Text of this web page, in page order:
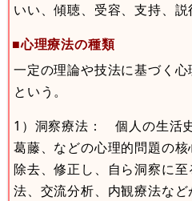
いい、傾聴、受容、支持、説
■心理療法の種類
一定の理論や技法に基づく
という。
1）洞察療法： 個人の生活
葛藤、などの心理的問題の
除去、修正し、自ら洞察に
法、交流分析、内観療法など